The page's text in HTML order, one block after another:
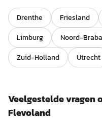
Drenthe Friesland
Limburg
Noord-
Zuid-Holland
Utrecht
Veelgestelde vragen
Flevoland